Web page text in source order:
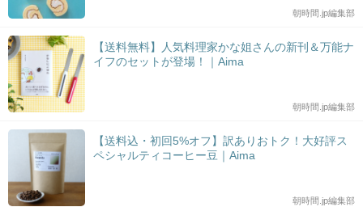
朝時間.jp編集部
【送料無料】人気料理家かな姐さんの新刊＆万能ナ
イフのセットが登場！｜Aima
朝時間.jp編集部
【送料込・初回5%オフ】訳ありおトク！大好評ス
ペシャルティコーヒー豆｜Aima
朝時間.jp編集部